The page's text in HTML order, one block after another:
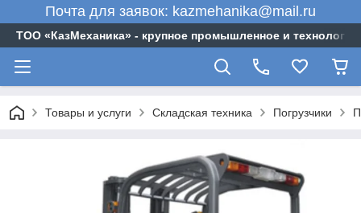
Почта для заявок: kazmehanika@mail.ru
ТОО «‎КазМеханика» - крупное промышленное и
Товары и услуги Складская техника Погрузчики